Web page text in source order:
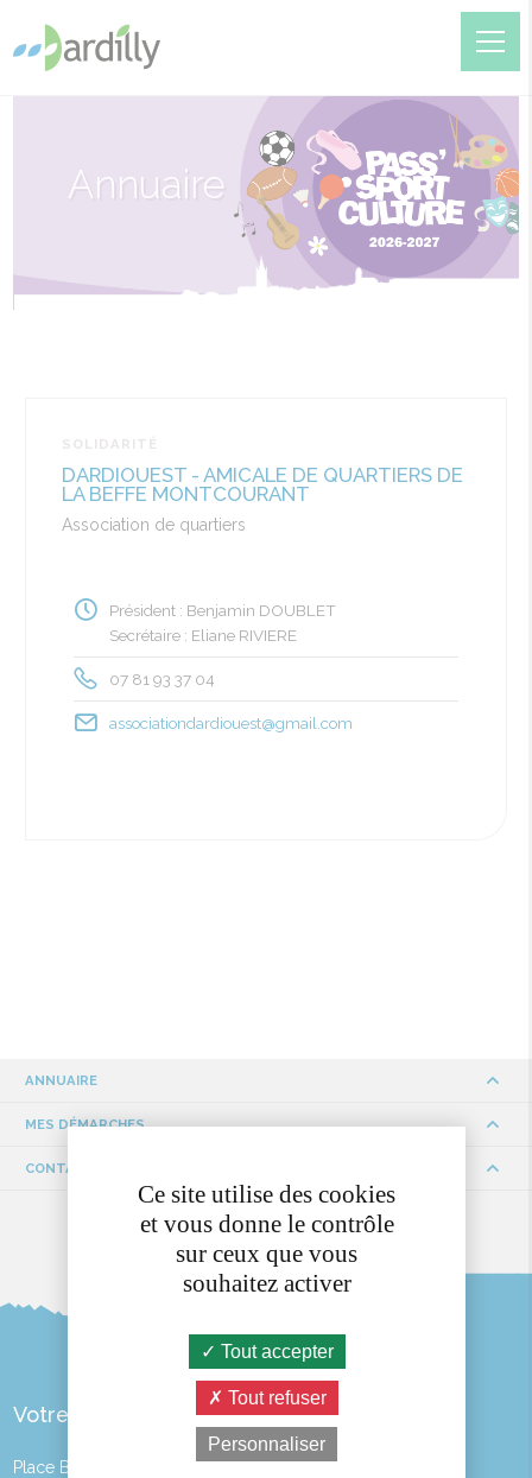
Annuaire
SOLIDARITÉ
DARDIOUEST - AMICALE DE QUARTIERS DE
LA BEFFE MONTCOURANT
Association de quartiers
Président : Benjamin DOUBLET
Secrétaire : Eliane RIVIERE
07 81 93 37 04
associationdardiouest@gmail.com
ANNUAIRE
MES DÉMARCHES
CONTACTS ET HORAIRES
Votre Mairie
Place Bayère
Ce site utilise des cookies
et vous donne le contrôle
sur ceux que vous
souhaitez activer
Tout accepter
Tout refuser
Personnaliser